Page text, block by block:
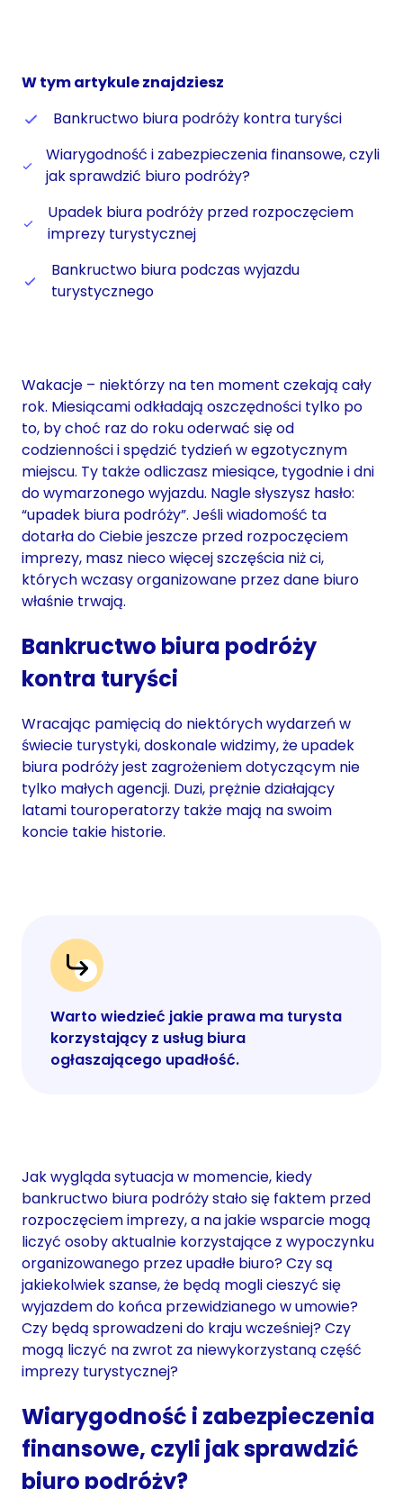
W tym artykule znajdziesz
Bankructwo biura podróży kontra turyści
Wiarygodność i zabezpieczenia finansowe, czyli
jak sprawdzić biuro podróży?
Upadek biura podróży przed rozpoczęciem
imprezy turystycznej
Bankructwo biura podczas wyjazdu
turystycznego
Wakacje – niektórzy na ten moment czekają cały
rok. Miesiącami odkładają oszczędności tylko po
to, by choć raz do roku oderwać się od
codzienności i spędzić tydzień w egzotycznym
miejscu. Ty także odliczasz miesiące, tygodnie i dni
do wymarzonego wyjazdu. Nagle słyszysz hasło:
“upadek biura podróży”. Jeśli wiadomość ta
dotarła do Ciebie jeszcze przed rozpoczęciem
imprezy, masz nieco więcej szczęścia niż ci,
których wczasy organizowane przez dane biuro
właśnie trwają.
Bankructwo biura podróży
kontra turyści
Wracając pamięcią do niektórych wydarzeń w
świecie turystyki, doskonale widzimy, że upadek
biura podróży jest zagrożeniem dotyczącym nie
tylko małych agencji. Duzi, prężnie działający
latami touroperatorzy także mają na swoim
koncie takie historie.
Warto wiedzieć jakie prawa ma turysta
korzystający z usług biura
ogłaszającego upadłość.
Jak wygląda sytuacja w momencie, kiedy
bankructwo biura podróży stało się faktem przed
rozpoczęciem imprezy, a na jakie wsparcie mogą
liczyć osoby aktualnie korzystające z wypoczynku
organizowanego przez upadłe biuro? Czy są
jakiekolwiek szanse, że będą mogli cieszyć się
wyjazdem do końca przewidzianego w umowie?
Czy będą sprowadzeni do kraju wcześniej? Czy
mogą liczyć na zwrot za niewykorzystaną część
imprezy turystycznej?
Wiarygodność i zabezpieczenia
finansowe, czyli jak sprawdzić
biuro podróży?